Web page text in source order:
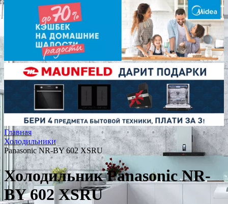
Главная
Холодильники
Panasonic NR-BY 602 XSRU
Холодильник Panasonic NR-
BY 602 XSRU